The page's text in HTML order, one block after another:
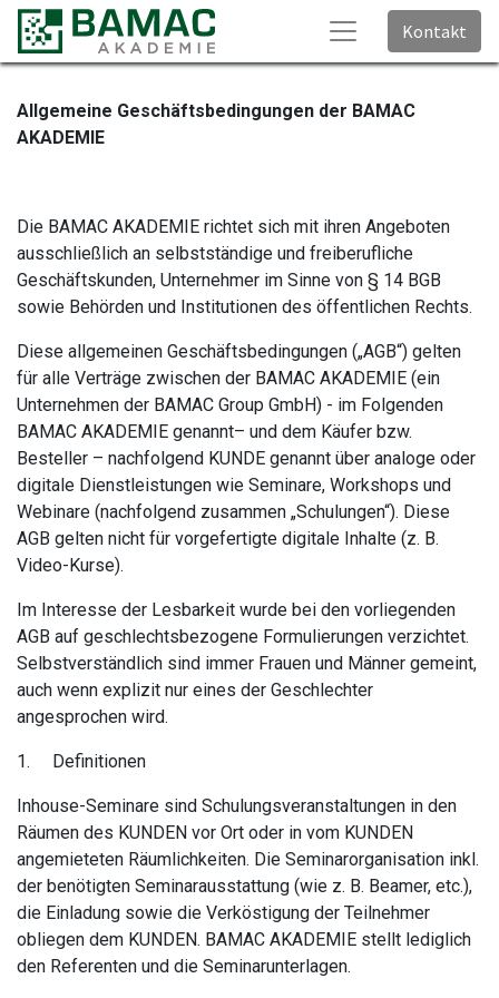
Kontakt
Allgemeine Geschäftsbedingungen der BAMAC
AKADEMIE
Die BAMAC AKADEMIE richtet sich mit ihren Angeboten
ausschließlich an selbstständige und freiberufliche
Geschäftskunden, Unternehmer im Sinne von § 14 BGB
sowie Behörden und Institutionen des öffentlichen Rechts.
Diese allgemeinen Geschäftsbedingungen („AGB“) gelten
für alle Verträge zwischen der BAMAC AKADEMIE (ein
Unternehmen der BAMAC Group GmbH) - im Folgenden
BAMAC AKADEMIE genannt– und dem Käufer bzw.
Besteller – nachfolgend KUNDE genannt über analoge oder
digitale Dienstleistungen wie Seminare, Workshops und
Webinare (nachfolgend zusammen „Schulungen“). Diese
AGB gelten nicht für vorgefertigte digitale Inhalte (z. B.
Video-Kurse).
Im Interesse der Lesbarkeit wurde bei den vorliegenden
AGB auf geschlechtsbezogene Formulierungen verzichtet.
Selbstverständlich sind immer Frauen und Männer gemeint,
auch wenn explizit nur eines der Geschlechter
angesprochen wird.
1. Definitionen
Inhouse-Seminare sind Schulungsveranstaltungen in den
Räumen des KUNDEN vor Ort oder in vom KUNDEN
angemieteten Räumlichkeiten. Die Seminarorganisation inkl.
der benötigten Seminarausstattung (wie z. B. Beamer, etc.),
die Einladung sowie die Verköstigung der Teilnehmer
obliegen dem KUNDEN. BAMAC AKADEMIE stellt lediglich
den Referenten und die Seminarunterlagen.